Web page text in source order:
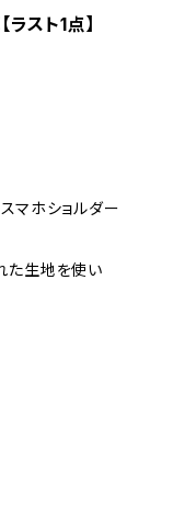
スト1点】
マホショルダー
た生地を使い